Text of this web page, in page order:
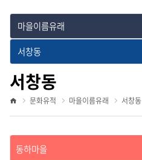
서창동
문화유적 마을이름유래 서창동
마을이름유래
서창동
동하마을